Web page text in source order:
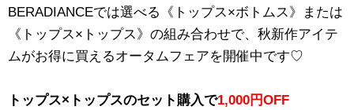
BERADIANCEでは選べる《トップス×ボトムス》または
《トップス×トップス》の組み合わせで、秋新作アイテ
ムがお得に買えるオータムフェアを開催中です♡
トップス×トップスのセット購入で1,000円OFF